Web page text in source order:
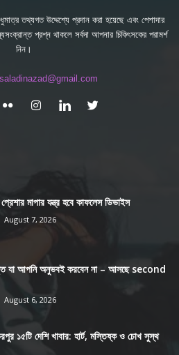
তথ্যগত উদ্দেশ্যে প্রদান করা হয়েছে এবং পেশাদার
প্রশ্ন থাকলে সর্বদা আপনার চিকিৎসকের পরামর্শ
নিন।
saladinazad@gmail.com
মাপার যন্ত্র হবে কাফলেস ডিভাইস
August 7, 2026
যা আপনি অনুভবই করবেন না – আসছে second
August 6, 2026
১৫টি দেশি খাবার: হার্ট, মস্তিষ্ক ও চোখ সুস্থ